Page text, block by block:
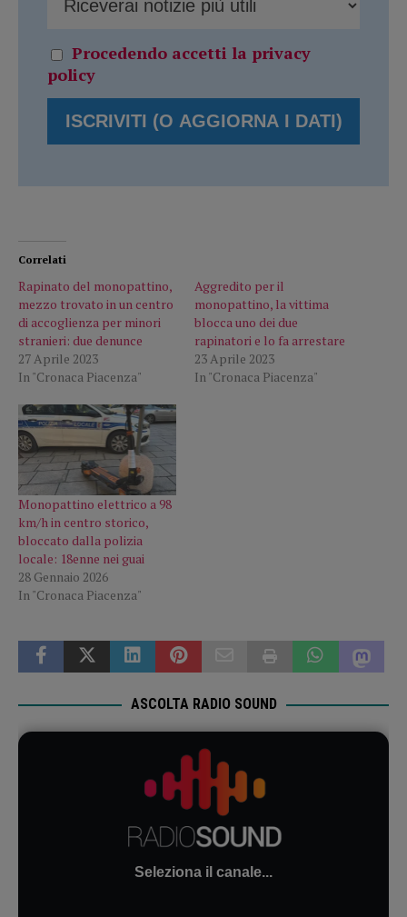
Procedendo accetti la privacy
policy
Correlati
Rapinato del monopattino,
mezzo trovato in un centro
di accoglienza per minori
stranieri: due denunce
27 Aprile 2023
In "Cronaca Piacenza"
Aggredito per il
monopattino, la vittima
blocca uno dei due
rapinatori e lo fa arrestare
23 Aprile 2023
In "Cronaca Piacenza"
Monopattino elettrico a 98
km/h in centro storico,
bloccato dalla polizia
locale: 18enne nei guai
28 Gennaio 2026
In "Cronaca Piacenza"
ASCOLTA RADIO SOUND
Seleziona il canale...